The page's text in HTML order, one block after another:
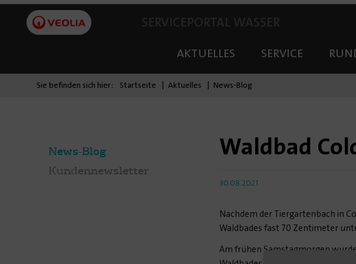
AKTUELLES SERVICE
Sie befinden sich hier: Startseite Aktuelles News-Blog
News-Blog
Kundennewsletter
Waldbad
30.08.2021
Nachdem der Tiergartenbach in
Waldbades fast 70 Zentimeter
Am frühen Samstagmorgen